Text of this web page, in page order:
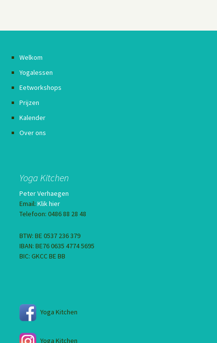
Welkom
Yogalessen
Eetworkshops
Prijzen
Kalender
Over ons
Yoga Kitchen
Peter Verhaegen
Email: Klik hier
Telefoon: 0486 88 28 48
BTW: BE 0537 236 379
IBAN: BE76 0635 4774 5695
BIC: GKCC BE BB
Yoga Kitchen
Yoga Kitchen